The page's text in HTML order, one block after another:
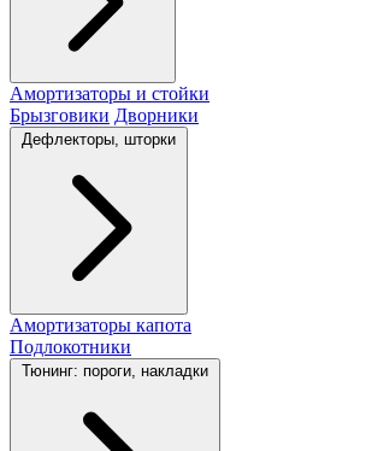
Амортизаторы и стойки
Брызговики Дворники
Дефлекторы, шторки
Амортизаторы капота
Подлокотники
Тюнинг: пороги, накладки